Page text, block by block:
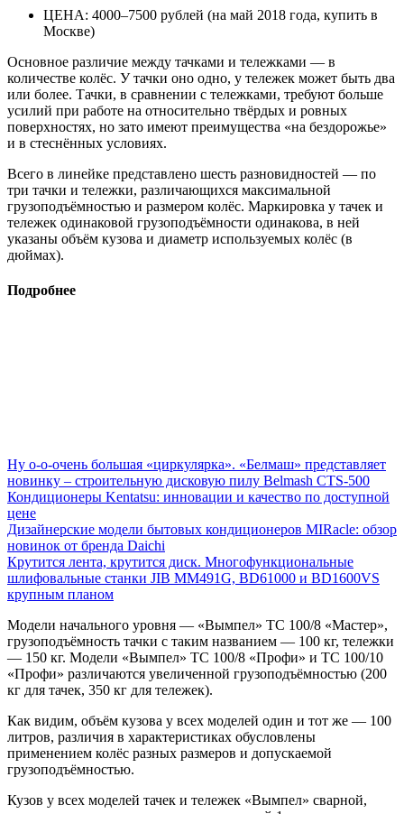
ЦЕНА: 4000–7500 рублей (на май 2018 года, купить в
Москве)
Основное различие между тачками и тележками — в
количестве колёс. У тачки оно одно, у тележек может быть два
или более. Тачки, в сравнении с тележками, требуют больше
усилий при работе на относительно твёрдых и ровных
поверхностях, но зато имеют преимущества «на бездорожье»
и в стеснённых условиях.
Всего в линейке представлено шесть разновидностей — по
три тачки и тележки, различающихся максимальной
грузоподъёмностью и размером колёс. Маркировка у тачек и
тележек одинаковой грузоподъёмности одинакова, в ней
указаны объём кузова и диаметр используемых колёс (в
дюймах).
Подробнее
Ну о-о-очень большая «циркулярка». «Белмаш» представляет
новинку – строительную дисковую пилу Belmash CTS-500
Кондиционеры Kentatsu: инновации и качество по доступной
цене
Дизайнерские модели бытовых кондиционеров MIRacle: обзор
новинок от бренда Daichi
Крутится лента, крутится диск. Многофункциональные
шлифовальные станки JIB MM491G, BD61000 и BD1600VS
крупным планом
Модели начального уровня — «Вымпел» ТС 100/8 «Мастер»,
грузоподъёмность тачки с таким названием — 100 кг, тележки
— 150 кг. Модели «Вымпел» ТС 100/8 «Профи» и ТС 100/10
«Профи» различаются увеличенной грузоподъёмностью (200
кг для тачек, 350 кг для тележек).
Как видим, объём кузова у всех моделей один и тот же — 100
литров, различия в характеристиках обусловлены
применением колёс разных размеров и допускаемой
грузоподъёмностью.
Кузов у всех моделей тачек и тележек «Вымпел» сварной,